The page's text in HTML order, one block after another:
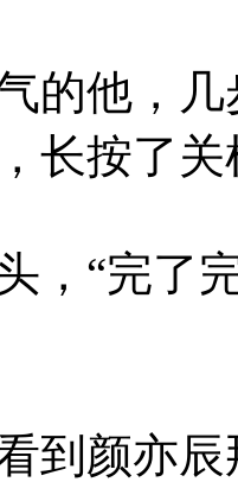
他，几
长按了
“完了完
颜亦辰